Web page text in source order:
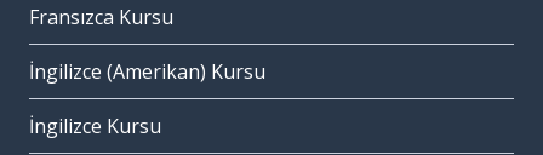
Fransızca Kursu
İngilizce (Amerikan) Kursu
İngilizce Kursu